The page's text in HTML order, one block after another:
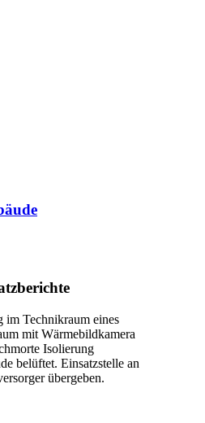
im Technikraum eines
mit Wärmebildkamera
Isolierung
belüftet. Einsatzstelle an
übergeben.